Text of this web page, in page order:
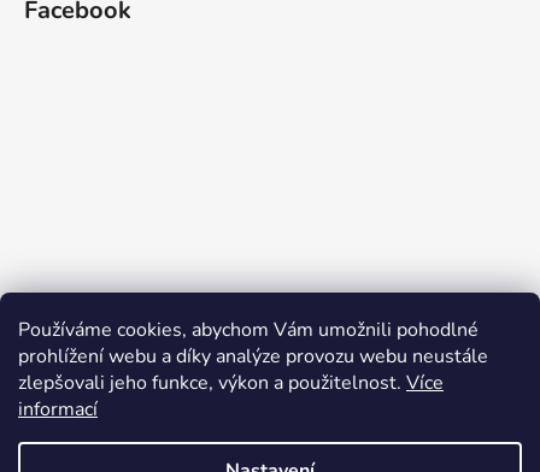
Používáme cookies, abychom Vám umožnili pohodlné
prohlížení webu a díky analýze provozu webu neustále
zlepšovali jeho funkce, výkon a použitelnost. Více
informací
Facebook